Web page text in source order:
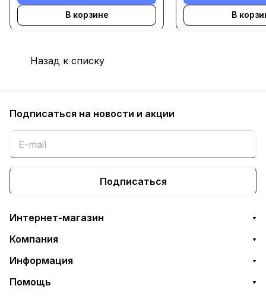
В корзине В
Назад к списку
Подписаться на новости и акции
Подписаться
Интернет-магазин
Компания
Информация
Помощь